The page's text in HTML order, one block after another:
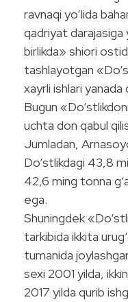
ravnaqi yo‘lida
qadriyat darajasiga
birlikda» shiori
tashlayotgan
xayrli ishlari
Bugun
uchta don qabul
Jumladan,
Do‘stlikdagi 43,8
42,6 ming tonna
ega.
Shuningdek
tarkibida ikkita
tumanida
sexi 2001 yilda,
2017 yilda qurib